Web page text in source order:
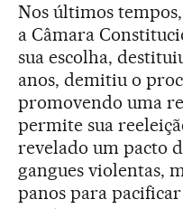
Nos últimos
a Câmara
sua escolha,
anos, demitiu o
promovendo uma
permite sua
revelado um pacto
gangues violentas,
panos para